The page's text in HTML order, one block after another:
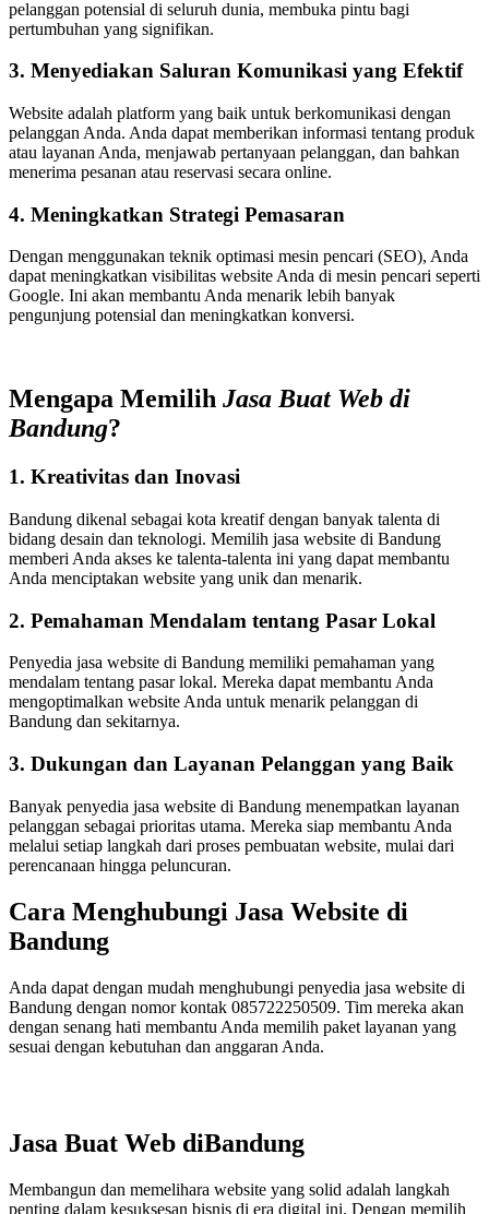
pelanggan potensial di seluruh dunia, membuka pintu bagi
pertumbuhan yang signifikan.
3. Menyediakan Saluran Komunikasi yang Efektif
Website adalah platform yang baik untuk berkomunikasi dengan
pelanggan Anda. Anda dapat memberikan informasi tentang produk
atau layanan Anda, menjawab pertanyaan pelanggan, dan bahkan
menerima pesanan atau reservasi secara online.
4. Meningkatkan Strategi Pemasaran
Dengan menggunakan teknik optimasi mesin pencari (SEO), Anda
dapat meningkatkan visibilitas website Anda di mesin pencari seperti
Google. Ini akan membantu Anda menarik lebih banyak
pengunjung potensial dan meningkatkan konversi.
Mengapa Memilih Jasa Buat Web di
Bandung?
1. Kreativitas dan Inovasi
Bandung dikenal sebagai kota kreatif dengan banyak talenta di
bidang desain dan teknologi. Memilih jasa website di Bandung
memberi Anda akses ke talenta-talenta ini yang dapat membantu
Anda menciptakan website yang unik dan menarik.
2. Pemahaman Mendalam tentang Pasar Lokal
Penyedia jasa website di Bandung memiliki pemahaman yang
mendalam tentang pasar lokal. Mereka dapat membantu Anda
mengoptimalkan website Anda untuk menarik pelanggan di
Bandung dan sekitarnya.
3. Dukungan dan Layanan Pelanggan yang Baik
Banyak penyedia jasa website di Bandung menempatkan layanan
pelanggan sebagai prioritas utama. Mereka siap membantu Anda
melalui setiap langkah dari proses pembuatan website, mulai dari
perencanaan hingga peluncuran.
Cara Menghubungi Jasa Website di
Bandung
Anda dapat dengan mudah menghubungi penyedia jasa website di
Bandung dengan nomor kontak 085722250509. Tim mereka akan
dengan senang hati membantu Anda memilih paket layanan yang
sesuai dengan kebutuhan dan anggaran Anda.
Jasa Buat Web diBandung
Membangun dan memelihara website yang solid adalah langkah
penting dalam kesuksesan bisnis di era digital ini. Dengan memilih